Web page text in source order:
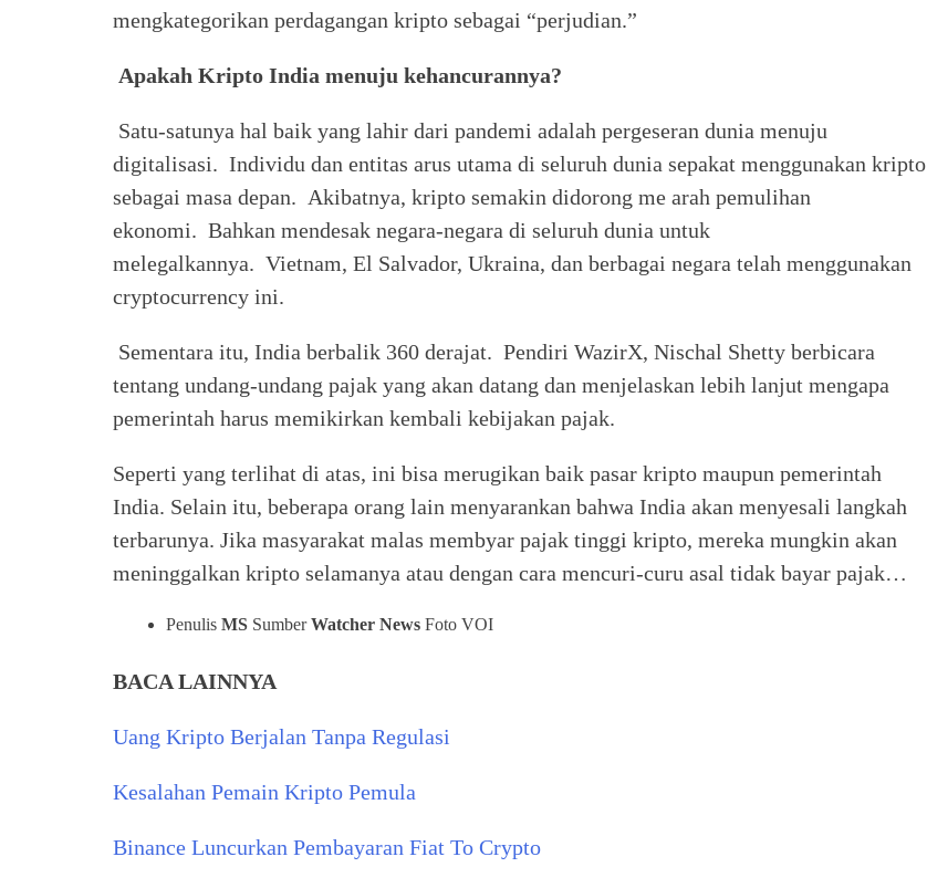
mengkategorikan perdagangan kripto sebagai “perjudian.”
Apakah Kripto India menuju kehancurannya?
Satu-satunya hal baik yang lahir dari pandemi adalah pergeseran dunia menuju
digitalisasi. Individu dan entitas arus utama di seluruh dunia sepakat menggunakan kripto
sebagai masa depan. Akibatnya, kripto semakin didorong me arah pemulihan
ekonomi. Bahkan mendesak negara-negara di seluruh dunia untuk
melegalkannya. Vietnam, El Salvador, Ukraina, dan berbagai negara telah menggunakan
cryptocurrency ini.
Sementara itu, India berbalik 360 derajat. Pendiri WazirX, Nischal Shetty berbicara
tentang undang-undang pajak yang akan datang dan menjelaskan lebih lanjut mengapa
pemerintah harus memikirkan kembali kebijakan pajak.
Seperti yang terlihat di atas, ini bisa merugikan baik pasar kripto maupun pemerintah
India. Selain itu, beberapa orang lain menyarankan bahwa India akan menyesali langkah
terbarunya. Jika masyarakat malas membyar pajak tinggi kripto, mereka mungkin akan
meninggalkan kripto selamanya atau dengan cara mencuri-curu asal tidak bayar pajak…
Penulis MS SumberWatcher News Foto VOI
BACA LAINNYA
Uang Kripto Berjalan Tanpa Regulasi
Kesalahan Pemain Kripto Pemula
Binance Luncurkan Pembayaran Fiat To Crypto